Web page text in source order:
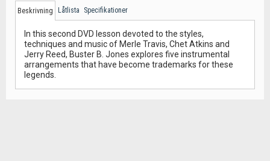
Beskrivning Låtlista Specifikationer
In this second DVD lesson devoted to the styles,
techniques and music of Merle Travis, Chet Atkins and
Jerry Reed, Buster B. Jones explores five instrumental
arrangements that have become trademarks for these
legends.